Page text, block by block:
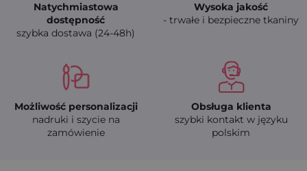
Natychmiastowa
dostępność
szybka dostawa (24-48h)
Wysoka jakość
- trwałe i bezpieczne tkaniny
Możliwość personalizacji
nadruki i szycie na
zamówienie
Obsługa klienta
szybki kontakt w języku
polskim